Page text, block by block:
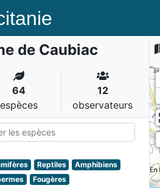
de Caubiac
64
espèces
12
observateurs
Reptiles
Amphibiens
Fougères